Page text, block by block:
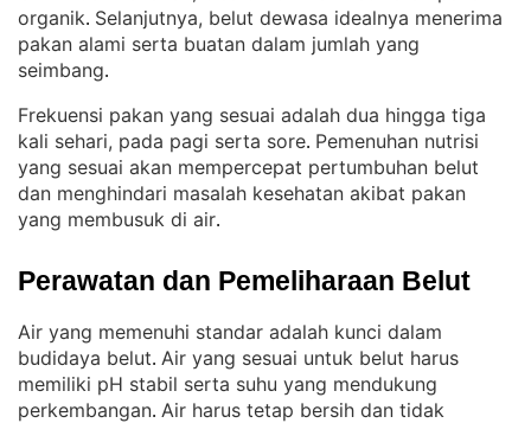
organik. Selanjutnya, belut dewasa idealnya menerima
pakan alami serta buatan dalam jumlah yang
seimbang.
Frekuensi pakan yang sesuai adalah dua hingga tiga
kali sehari, pada pagi serta sore. Pemenuhan nutrisi
yang sesuai akan mempercepat pertumbuhan belut
dan menghindari masalah kesehatan akibat pakan
yang membusuk di air.
Perawatan dan Pemeliharaan Belut
Air yang memenuhi standar adalah kunci dalam
budidaya belut. Air yang sesuai untuk belut harus
memiliki pH stabil serta suhu yang mendukung
perkembangan. Air harus tetap bersih dan tidak